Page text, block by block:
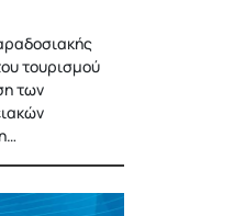
τουρισμού
των